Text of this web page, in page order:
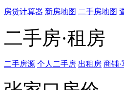
房贷计算器 新房地图 二手房地图
二手房·租房
二手房源 个人二手房 出租房 商铺